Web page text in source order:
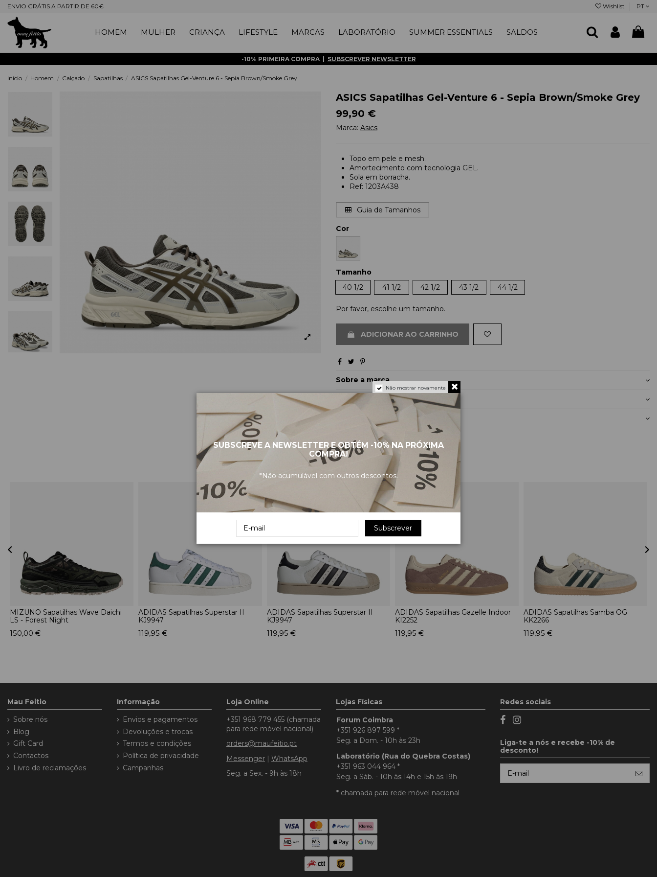
ENVIO GRÁTIS A PARTIR DE 60€ Wishlist PT
HOMEM MULHER CRIANÇA LIFESTYLE MARCAS LABORATÓRIO SUMMER ESSENTIALS SALDOS
-10% PRIMEIRA COMPRA | SUBSCREVER NEWSLETTER
Início Homem Calçado Sapatilhas ASICS Sapatilhas Gel-Venture 6 - Sepia Brown/Smoke Grey
ASICS Sapatilhas Gel-Venture 6 - Sepia Brown/Smoke Grey
99,90 €
Marca: Asics
Topo em pele e mesh.
Amortecimento com tecnologia GEL.
Sola em borracha.
Ref: 1203A438
Guia de Tamanhos
Cor
Tamanho
40 1/2
41 1/2 42 1/2 43 1/2 44 1/2
Por favor, escolhe um tamanho.
ADICIONAR AO CARRINHO
Sobre a marca
Envios e pagamentos
Devoluções e trocas
PRODUTOS RELACIONADOS
MIZUNO Sapatilhas Wave Daichi
LS - Forest Night
150,00 €
ADIDAS Sapatilhas Superstar II
KJ9947
119,95 €
ADIDAS Sapatilhas Superstar II
KJ9947
119,95 €
ADIDAS Sapatilhas Gazelle Indoor
KI2252
119,95 €
ADIDAS Sapatilhas Samba OG
KK2266
119,95 €
Mau Feitio
Sobre nós
Blog
Gift Card
Contactos
Livro de reclamações
Informação
Envios e pagamentos
Devoluções e trocas
Termos e condições
Política de privacidade
Campanhas
Loja Online
+351 968 779 455 (chamada
para rede móvel nacional)
orders@maufeitio.pt
Messenger | WhatsApp
Seg. a Sex. - 9h às 18h
Lojas Físicas
Forum Coimbra
+351 926 897 599 *
Seg. a Dom. - 10h às 23h
Laboratório (Rua do Quebra Costas)
+351 963 044 964 *
Seg. a Sáb. - 10h às 14h e 15h às 19h
* chamada para rede móvel nacional
Redes sociais
Liga-te a nós e recebe -10% de
desconto!
Não mostrar novamente
SUBSCREVE A NEWSLETTER E OBTÉM -10%NA PRÓXIMA
COMPRA!
*Não acumulável com outros descontos.
Subscrever